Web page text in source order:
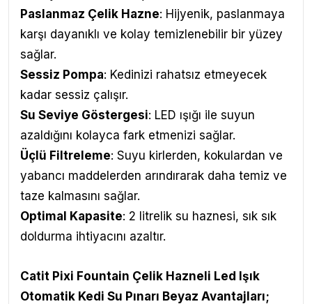
Paslanmaz Çelik Hazne: Hijyenik, paslanmaya
karşı dayanıklı ve kolay temizlenebilir bir yüzey
sağlar.
Sessiz Pompa: Kedinizi rahatsız etmeyecek
kadar sessiz çalışır.
Su Seviye Göstergesi: LED ışığı ile suyun
azaldığını kolayca fark etmenizi sağlar.
Üçlü Filtreleme: Suyu kirlerden, kokulardan ve
yabancı maddelerden arındırarak daha temiz ve
taze kalmasını sağlar.
Optimal Kapasite: 2 litrelik su haznesi, sık sık
doldurma ihtiyacını azaltır.
Catit Pixi Fountain Çelik Hazneli Led Işık
Otomatik Kedi Su Pınarı Beyaz Avantajları;